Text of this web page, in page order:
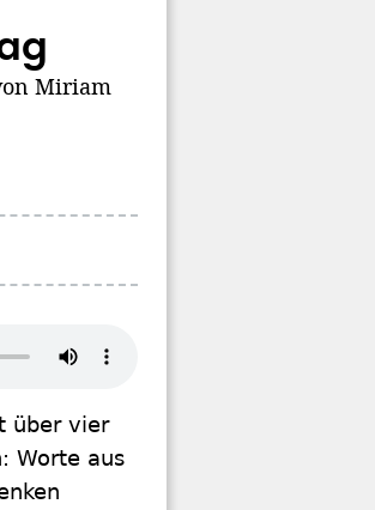
Miriam
über vier
Worte aus